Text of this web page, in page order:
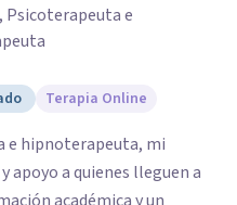
Psicoterapeuta e
Terapia Online
e hipnoterapeuta, mi
a quienes lleguen a